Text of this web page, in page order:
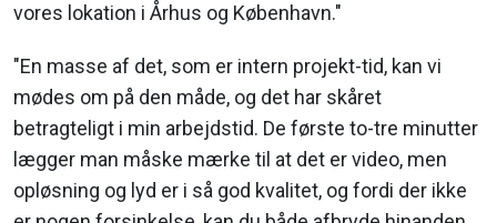
vores lokation i Århus og København."
"En masse af det, som er intern projekt-tid, kan vi
mødes om på den måde, og det har skåret
betragteligt i min arbejdstid. De første to-tre minutter
lægger man måske mærke til at det er video, men
opløsning og lyd er i så god kvalitet, og fordi der ikke